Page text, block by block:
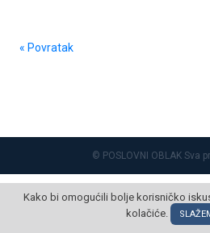
« Povratak
© POSLOVNI OBLAK Sva
Kako bi omogućili bolje korisničko
kolačiće.